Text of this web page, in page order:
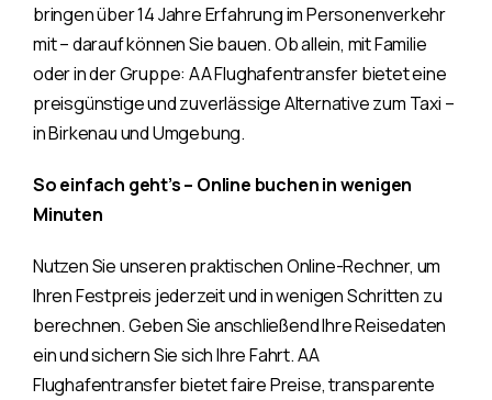
bringen über 14 Jahre Erfahrung im Personenverkehr
mit – darauf können Sie bauen. Ob allein, mit Familie
oder in der Gruppe: AA Flughafentransfer bietet eine
preisgünstige und zuverlässige Alternative zum Taxi –
in Birkenau und Umgebung.
So einfach geht’s – Online buchen in wenigen
Minuten
Nutzen Sie unseren praktischen Online-Rechner, um
Ihren Festpreis jederzeit und in wenigen Schritten zu
berechnen. Geben Sie anschließend Ihre Reisedaten
ein und sichern Sie sich Ihre Fahrt. AA
Flughafentransfer bietet faire Preise, transparente